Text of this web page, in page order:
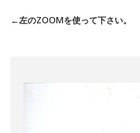
←左のZOOMを使って下さい。